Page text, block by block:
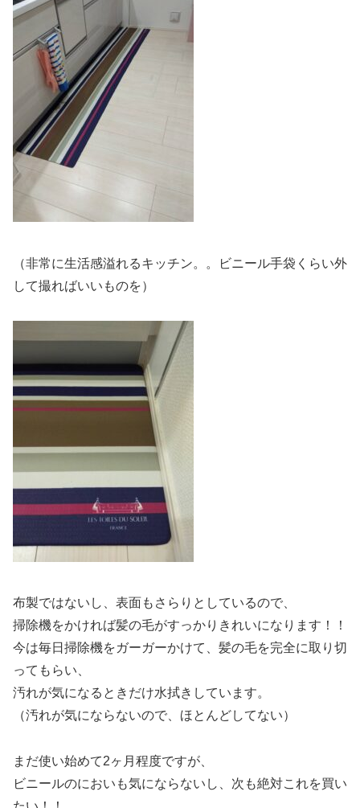
（非常に生活感溢れるキッチン。。ビニール手袋くらい外
して撮ればいいものを）
布製ではないし、表面もさらりとしているので、
掃除機をかければ髪の毛がすっかりきれいになります！！
今は毎日掃除機をガーガーかけて、髪の毛を完全に取り切
ってもらい、
汚れが気になるときだけ水拭きしています。
（汚れが気にならないので、ほとんどしてない）
まだ使い始めて2ヶ月程度ですが、
ビニールのにおいも気にならないし、次も絶対これを買い